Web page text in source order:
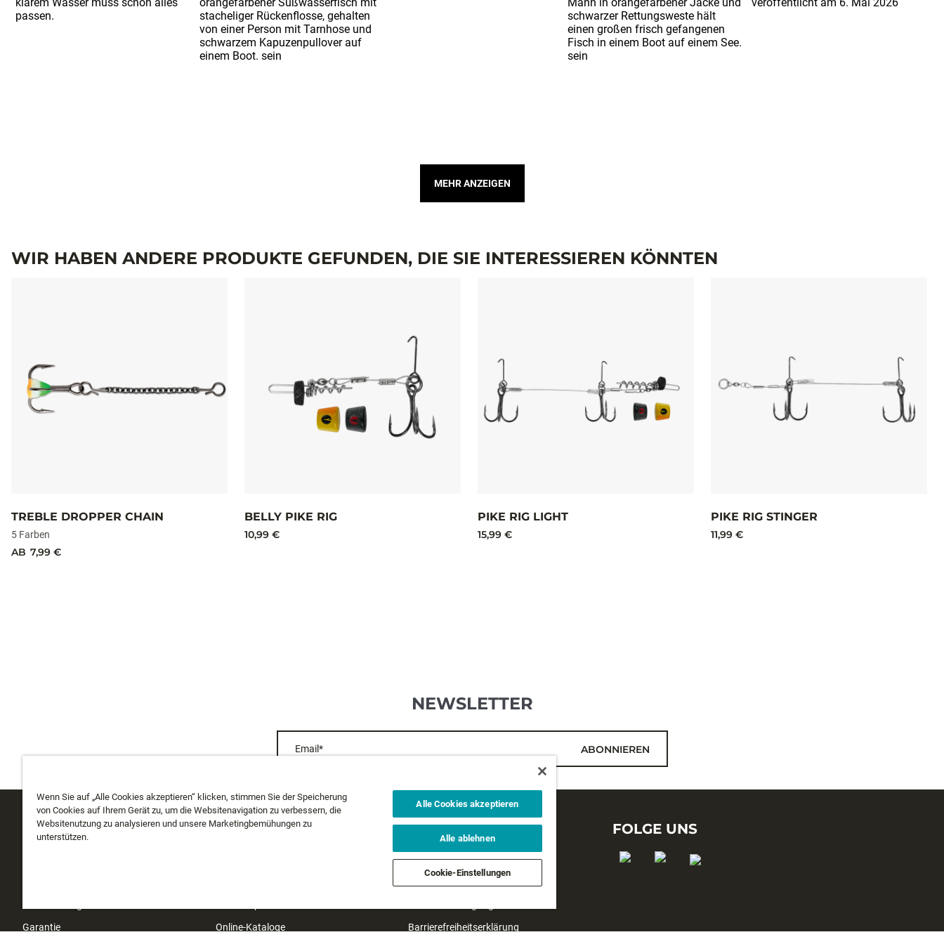
MEHR ANZEIGEN
WIR HABEN ANDERE PRODUKTE GEFUNDEN, DIE SIE INTERESSIEREN KÖNNTEN
TREBLE DROPPER CHAIN
5 Farben
AB 7,99 €
BELLY PIKE RIG
10,99 €
PIKE RIG LIGHT
15,99 €
PIKE RIG STINGER
11,99 €
NEWSLETTER
Email* ABONNIEREN
KUNDENDIENST
Garantie
ÜBER UNS
Online-Kataloge
RECHTLICHES
Datenschutzbestimmungen
Barrierefreiheitserklärung
FOLGE UNS
Wenn Sie auf „Alle Cookies akzeptieren“ klicken, stimmen Sie der Speicherung
von Cookies auf Ihrem Gerät zu, um die Websitenavigation zu verbessern, die
Websitenutzung zu analysieren und unsere Marketingbemühungen zu
unterstützen.
Alle Cookies akzeptieren
Alle ablehnen
Cookie-Einstellungen